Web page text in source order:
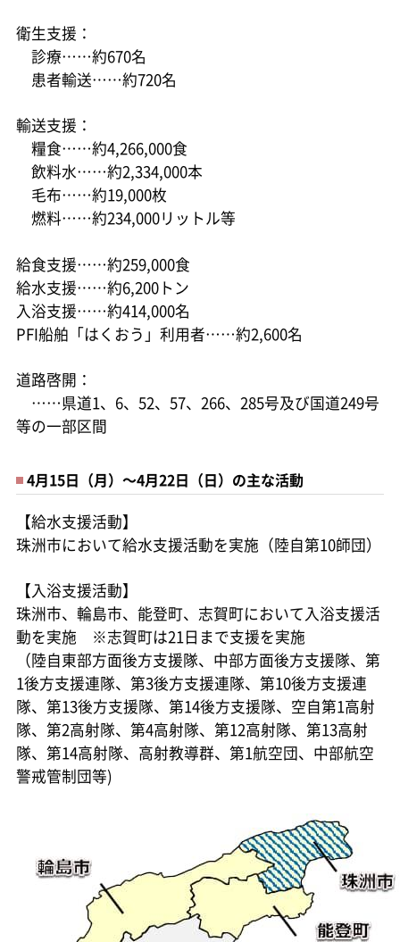
衛生支援：
診療……約670名
患者輸送……約720名
輸送支援：
糧食……約4,266,000食
飲料水……約2,334,000本
毛布……約19,000枚
燃料……約234,000リットル等
給食支援……約259,000食
給水支援……約6,200トン
入浴支援……約414,000名
PFI船舶「はくおう」利用者……約2,600名
道路啓開：
……県道1、6、52、57、266、285号及び国道249号
等の一部区間
4月15日（月）～4月22日（日）の主な活動
【給水支援活動】
珠洲市において給水支援活動を実施（陸自第10師団）
【入浴支援活動】
珠洲市、輪島市、能登町、志賀町において入浴支援活
動を実施 ※志賀町は21日まで支援を実施
（陸自東部方面後方支援隊、中部方面後方支援隊、第
1後方支援連隊、第3後方支援連隊、第10後方支援連
隊、第13後方支援隊、第14後方支援隊、空自第1高射
隊、第2高射隊、第4高射隊、第12高射隊、第13高射
隊、第14高射隊、高射教導群、第1航空団、中部航空
警戒管制団等)